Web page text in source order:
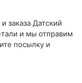
заказа Датский
и мы отправим
посылку и